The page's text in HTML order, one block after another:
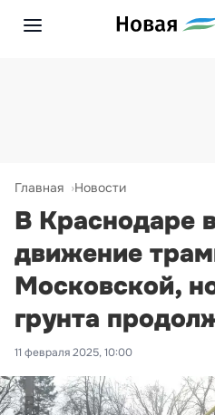
Главная Новости
В Краснодаре
движение
Московской,
грунта
11 февраля 2025, 10:00